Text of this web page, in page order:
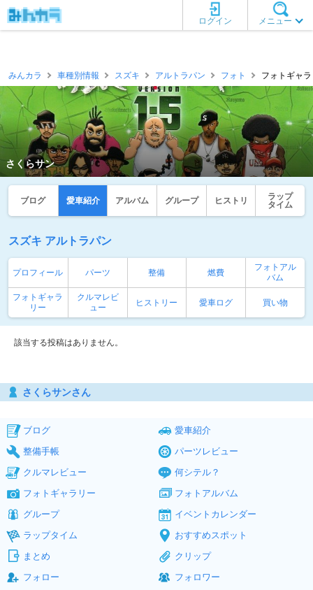
メニュー
ログイン
みんカラ 車種別情報 スズキ アルトラパン フォト フォトギャ
さくらサン
ブログ 愛車紹介 アルバム グループ ヒストリ
ラップ
タイム
スズキ アルトラパン
プロフィール パーツ 整備 燃費
フォトアル
バム
フォトギャラ
リー
クルマレビ
ュー
ヒストリー 愛車ログ 買い物
該当する投稿はありません。
さくらサンさん
ブログ
愛車紹介
整備手帳
パーツレビュー
クルマレビュー
何シテル？
フォトギャラリー
フォトアルバム
グループ
イベントカレンダー
ラップタイム
おすすめスポット
まとめ
クリップ
フォロー
フォロワー